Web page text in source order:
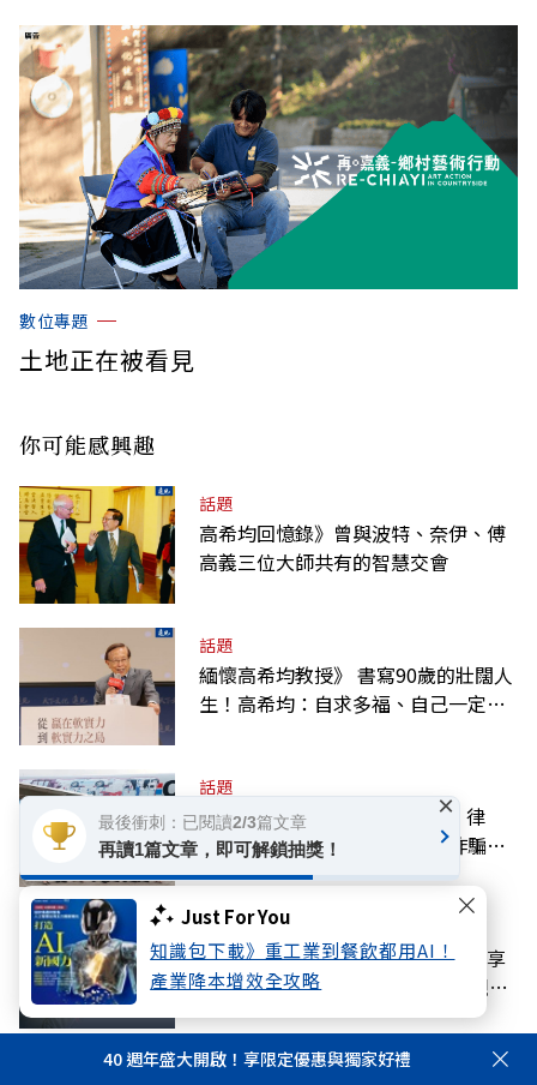
Just For You
知識包下載》重工業到餐飲都用AI！
產業降本增效全攻略
數位專題
土地正在被看見
你可能感興趣
話題
高希均回憶錄》曾與波特、奈伊、傅
高義三位大師共有的智慧交會
話題
緬懷高希均教授》 書寫90歲的壯闊人
生！高希均：自求多福、自己一定要
話題
陳昱瑄聯手掮客詐慈濟10.6億！律
師、宗教團體如何洗錢？圖解詐騙關
係網
話題
書生報國典範！高希均教授辭世、享
耆壽90歲，為華人世界留下進步觀念
的精神遺產
話題
40 週年盛大開啟！享限定優惠與獨家好禮
最後衝刺：已閱讀2/3篇文章
再讀1篇文章，即可解鎖抽獎！
×